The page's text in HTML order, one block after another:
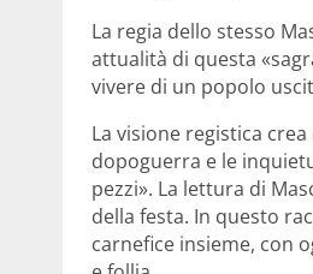
La regia dello stesso
attualità di questa
vivere di un popolo
La visione registica
dopoguerra e le
pezzi». La lettura di
della festa. In questo
carnefice insieme, con